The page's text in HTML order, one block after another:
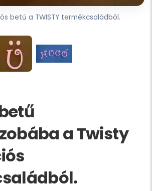
betű a TWISTY termékcsaládból.
a Twisty